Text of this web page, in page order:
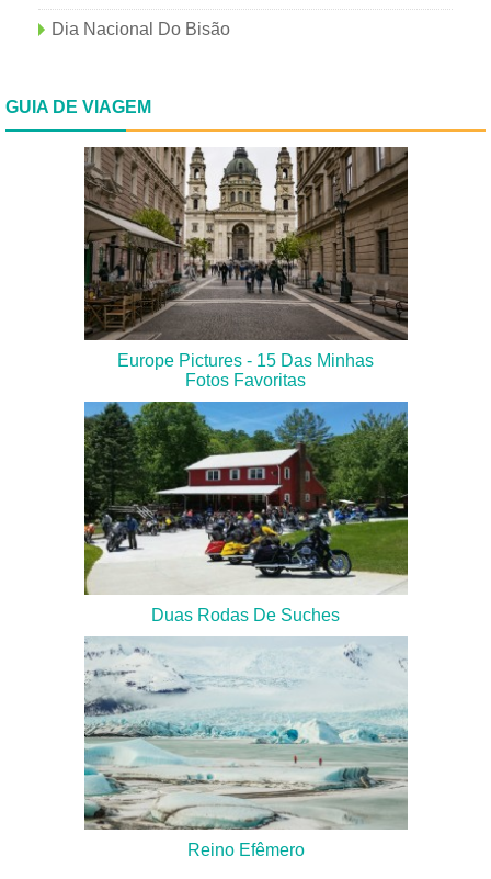
Dia Nacional Do Bisão
GUIA DE VIAGEM
Europe Pictures - 15 Das Minhas
Fotos Favoritas
Duas Rodas De Suches
Reino Efêmero